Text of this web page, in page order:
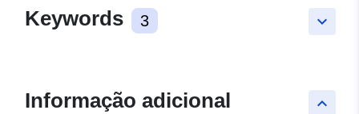
keyboard_arrow_down
Keywords 3
keyboard_arrow_up
Informação adicional